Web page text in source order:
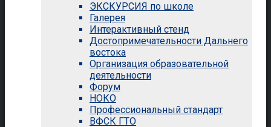
ЭКСКУРСИЯ по школе
Галерея
Интерактивный стенд
Достопримечательности Дальнего
востока
Организация образовательной
деятельности
Форум
НОКО
Профессиональный стандарт
ВФСК ГТО